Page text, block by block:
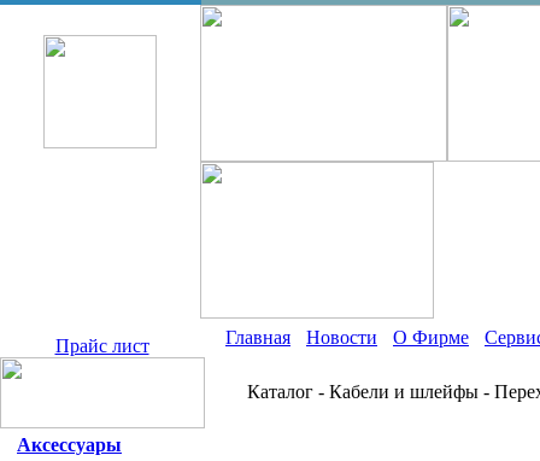
Прайс лист Главная Новости О Фирме
Аксессуары
Каталог - Кабели и шлейфы -